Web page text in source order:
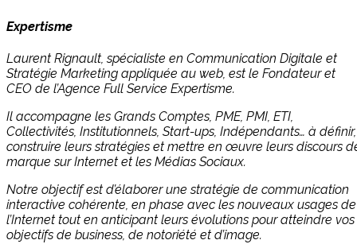
Expertisme
Laurent Rignault, spécialiste en Communication Digitale et
Stratégie Marketing appliquée au web, est le Fondateur et
CEO de l’Agence Full Service Expertisme.
Il accompagne les Grands Comptes, PME, PMI, ETI,
Collectivités, Institutionnels, Start-ups, Indépendants… à définir,
construire leurs stratégies et mettre en œuvre leurs discours
marque sur Internet et les Médias Sociaux.
Notre objectif est d’élaborer une stratégie de communication
interactive cohérente, en phase avec les nouveaux usages de
l’Internet tout en anticipant leurs évolutions pour atteindre vos
objectifs de business, de notoriété et d’image.